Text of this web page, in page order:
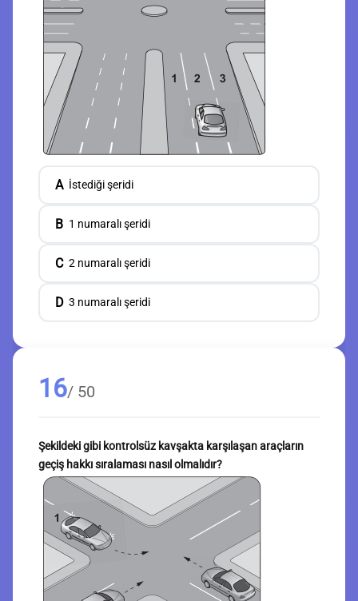
A İstediği şeridi
B 1 numaralı şeridi
C 2 numaralı şeridi
D 3 numaralı şeridi
16/ 50
Şekildeki gibi kontrolsüz kavşakta karşılaşan araçların
geçiş hakkı sıralaması nasıl olmalıdır?